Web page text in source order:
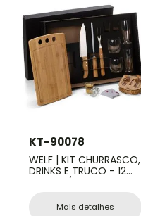
KT-90078
WELF | KIT CHURRASCO,
DRINKS E TRUCO - 12
PÇS - C/ JOGO DE
Mais detalhes